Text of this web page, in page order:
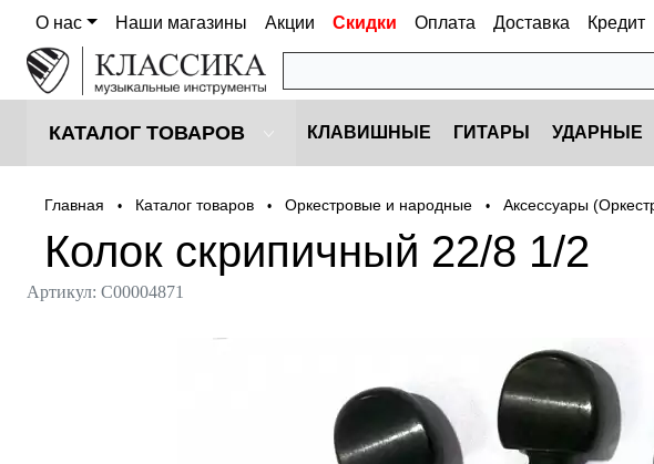
О нас Наши магазины Акции Скидки Оплата Доставка Кредит
КАТАЛОГ ТОВАРОВ КЛАВИШНЫЕ ГИТАРЫ УДАРНЫЕ
Главная • Каталог товаров • Оркестровые и народные • Аксессуары
Колок скрипичный 22/8 1/2
Артикул: С00004871